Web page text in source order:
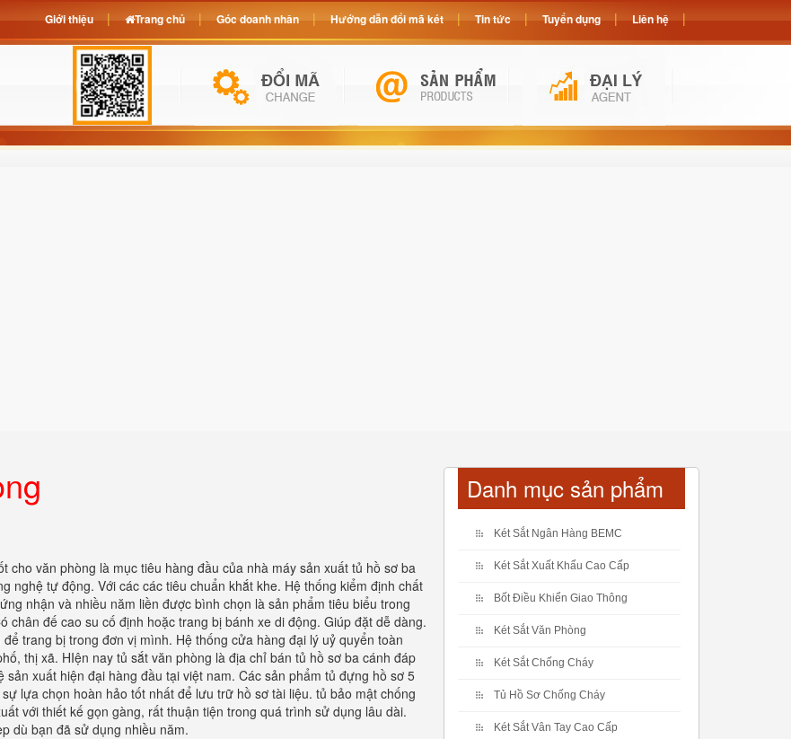
cho văn phòng là mục tiêu hàng đầu của nhà máy sản xuất tủ hồ sơ ba
nghệ tự động. Với các các tiêu chuẩn khắt khe. Hệ thống kiểm định chất
nhận và nhiều năm liền được bình chọn là sản phẩm tiêu biểu trong
chân đế cao su cố định hoặc trang bị bánh xe di động. Giúp đặt dễ dàng.
trang bị trong đơn vị mình. Hệ thống cửa hàng đại lý uỷ quyển toàn
thị xã. HIện nay tủ sắt văn phòng là địa chỉ bán tủ hồ sơ ba cánh đáp
xuất hiện đại hàng đầu tại việt nam. Các sản phẩm tủ đựng hồ sơ 5
lựa chọn hoàn hảo tốt nhất để lưu trữ hồ sơ tài liệu. tủ bảo mật chống
với thiết kế gọn gàng, rất thuận tiện trong quá trình sử dụng lâu dài.
dù bạn đã sử dụng nhiều năm.
Danh mục sản phẩm
Két Sắt Ngân Hàng BEMC
Két Sắt Xuất Khẩu Cao Cấp
Bốt Điều Khiển Giao Thông
Két Sắt Văn Phòng
Két Sắt Chống Cháy
Tủ Hồ Sơ Chống Cháy
Két Sắt Vân Tay Cao Cấp
Giới thiệu Trang chủ Góc doanh nhân Hướng dẫn đổi mã két Tin tức Tuyển dụng Liên hệ